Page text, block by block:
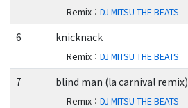
Remix ：DJ MITSU THE BEATS
6 knicknack
Remix ：DJ MITSU THE BEATS
7 blind man (la carnival remix)
Remix ：DJ MITSU THE BEATS